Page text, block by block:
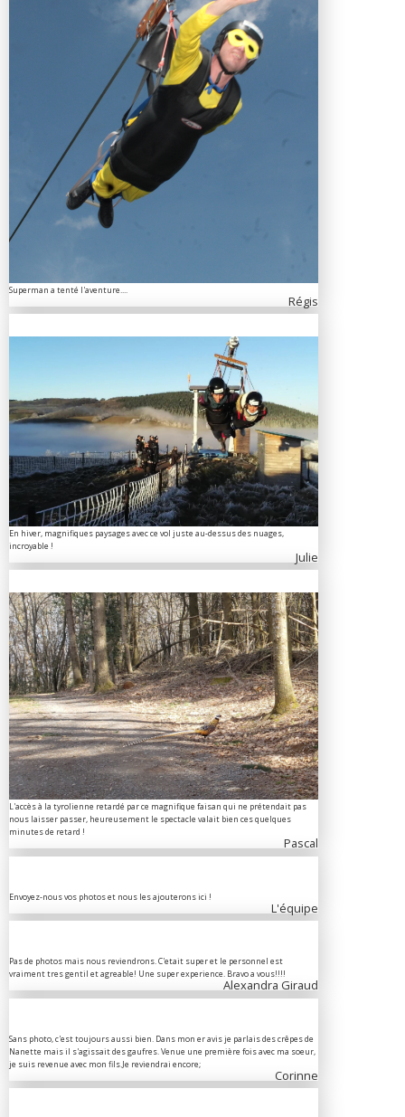
Superman a tenté l'aventure....
Régis
En hiver, magnifiques paysages avec ce vol juste au-dessus des nuages,
incroyable !
Julie
L'accès à la tyrolienne retardé par ce magnifique faisan qui ne prétendait pas
nous laisser passer, heureusement le spectacle valait bien ces quelques
minutes de retard !
Pascal
Envoyez-nous vos photos et nous les ajouterons ici !
L'équipe
Pas de photos mais nous reviendrons. C'etait super et le personnel est
vraiment tres gentil et agreable! Une super experience. Bravo a vous!!!!
Alexandra Giraud
Sans photo, c'est toujours aussi bien. Dans mon er avis je parlais des crêpes de
Nanette mais il s'agissait des gaufres. Venue une première fois avec ma soeur,
je suis revenue avec mon fils.Je reviendrai encore;
Corinne